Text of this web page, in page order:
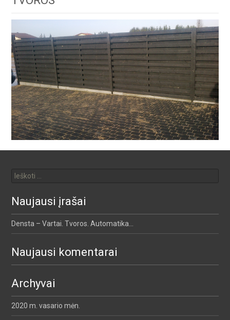
Naujausi įrašai
Densta – Vartai. Tvoros. Automatika…
Naujausi komentarai
Archyvai
2020 m. vasario mėn.